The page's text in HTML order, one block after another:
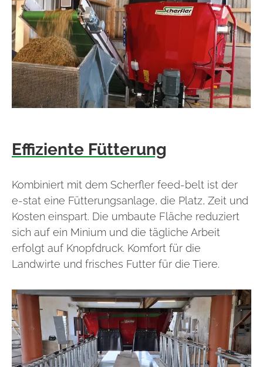
Effiziente Fütterung
Kombiniert mit dem Scherfler feed-belt ist der
e-stat eine Fütterungsanlage, die Platz, Zeit und
Kosten einspart. Die umbaute Fläche reduziert
sich auf ein Minium und die tägliche Arbeit
erfolgt auf Knopfdruck. Komfort für die
Landwirte und frisches Futter für die Tiere.